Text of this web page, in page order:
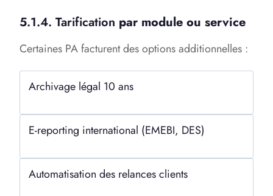
5.1.4. Tarification par module ou service
Certaines PA facturent des options additionnelles :
Archivage légal 10 ans
E-reporting international (EMEBI, DES)
Automatisation des relances clients